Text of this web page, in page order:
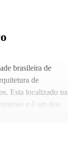
brasileira de
de
Esta localizado na
e é um dos